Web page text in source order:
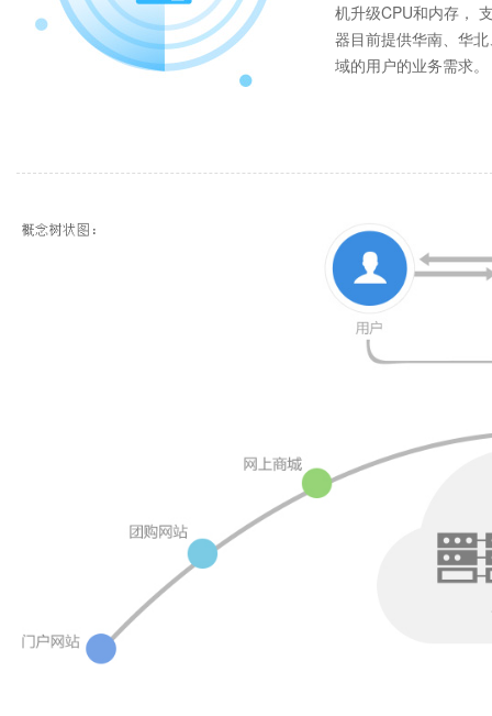
机升级CPU和内存，
器目前提供华南、华
域的用户的业务需求。